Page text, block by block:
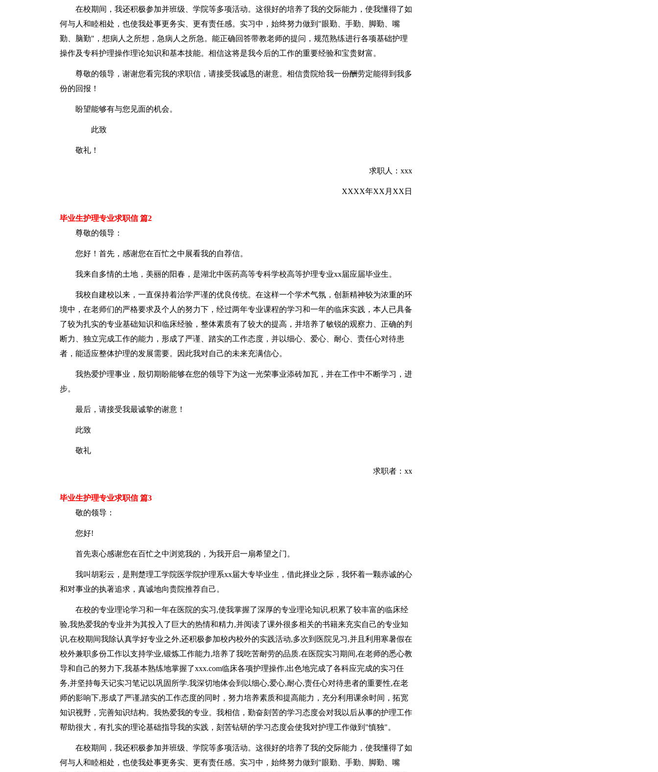
在校期间，我还积极参加并班级、学院等多项活动。这很好的培养了我的交际能力，使我懂得了如
何与人和睦相处，也使我处事更务实、更有责任感。实习中，始终努力做到"眼勤、手勤、脚勤、嘴
勤、脑勤"，想病人之所想，急病人之所急。能正确回答带教老师的提问，规范熟练进行各项基础护理
操作及专科护理操作理论知识和基本技能。相信这将是我今后的工作的重要经验和宝贵财富。
尊敬的领导，谢谢您看完我的求职信，请接受我诚恳的谢意。相信贵院给我一份酬劳定能得到我多
份的回报！
盼望能够有与您见面的机会。
此致
敬礼！
求职人：xxx
XXXX年XX月XX日
毕业生护理专业求职信 篇2
尊敬的领导：
您好！首先，感谢您在百忙之中展看我的自荐信。
我来自多情的土地，美丽的阳春，是湖北中医药高等专科学校高等护理专业xx届应届毕业生。
我校自建校以来，一直保持着治学严谨的优良传统。在这样一个学术气氛，创新精神较为浓重的环
境中，在老师们的严格要求及个人的努力下，经过两年专业课程的学习和一年的临床实践，本人已具备
了较为扎实的专业基础知识和临床经验，整体素质有了较大的提高，并培养了敏锐的观察力、正确的判
断力、独立完成工作的能力，形成了严谨、踏实的工作态度，并以细心、爱心、耐心、责任心对待患
者，能适应整体护理的发展需要。因此我对自己的未来充满信心。
我热爱护理事业，殷切期盼能够在您的领导下为这一光荣事业添砖加瓦，并在工作中不断学习，进
步。
最后，请接受我最诚挚的谢意！
此致
敬礼
求职者：xx
毕业生护理专业求职信 篇3
敬的领导：
您好!
首先衷心感谢您在百忙之中浏览我的，为我开启一扇希望之门。
我叫胡彩云，是荆楚理工学院医学院护理系xx届大专毕业生，借此择业之际，我怀着一颗赤诚的心
和对事业的执著追求，真诚地向贵院推荐自己。
在校的专业理论学习和一年在医院的实习,使我掌握了深厚的专业理论知识,积累了较丰富的临床经
验,我热爱我的专业并为其投入了巨大的热情和精力,并阅读了课外很多相关的书籍来充实自己的专业知
识,在校期间我除认真学好专业之外,还积极参加校内校外的实践活动,多次到医院见习,并且利用寒暑假在
校外兼职多份工作以支持学业,锻炼工作能力,培养了我吃苦耐劳的品质.在医院实习期间,在老师的悉心教
导和自己的努力下,我基本熟练地掌握了xxx.com临床各项护理操作,出色地完成了各科应完成的实习任
务,并坚持每天记实习笔记以巩固所学.我深切地体会到以细心,爱心,耐心,责任心对待患者的重要性,在老
师的影响下,形成了严谨,踏实的工作态度的同时，努力培养素质和提高能力，充分利用课余时间，拓宽
知识视野，完善知识结构。我热爱我的专业。我相信，勤奋刻苦的学习态度会对我以后从事的护理工作
帮助很大，有扎实的理论基础指导我的实践，刻苦钻研的学习态度会使我对护理工作做到"慎独"。
在校期间，我还积极参加并班级、学院等多项活动。这很好的培养了我的交际能力，使我懂得了如
何与人和睦相处，也使我处事更务实、更有责任感。实习中，始终努力做到"眼勤、手勤、脚勤、嘴